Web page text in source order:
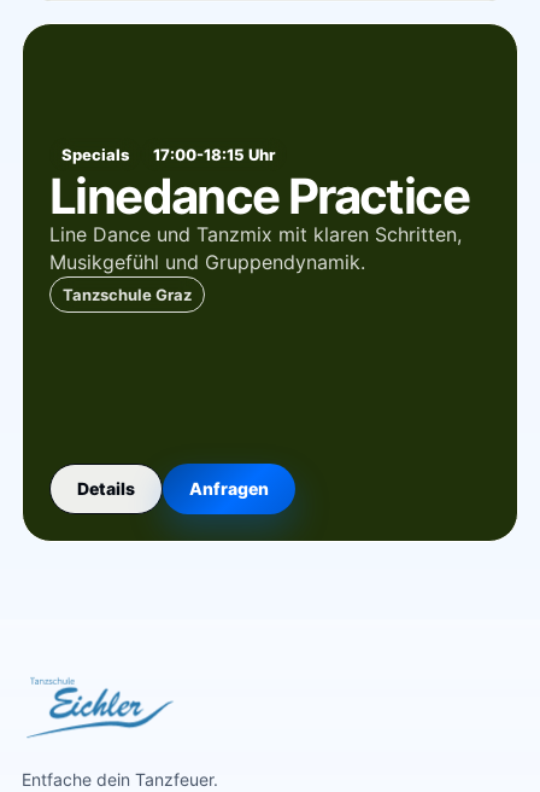
Specials 17:00-18:15 Uhr
Linedance Practice
Line Dance und Tanzmix mit klaren Schritten,
Musikgefühl und Gruppendynamik.
Tanzschule Graz
Details Anfragen
Entfache dein Tanzfeuer.